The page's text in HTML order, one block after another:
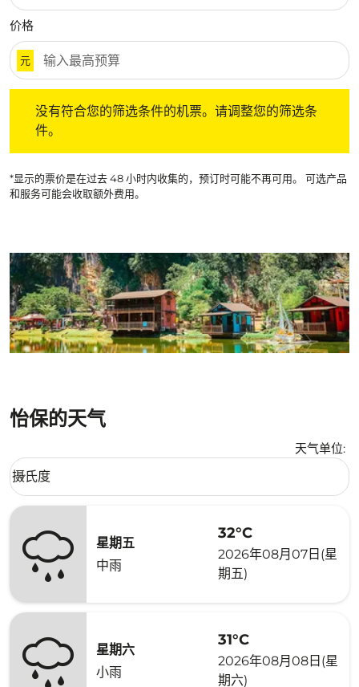
价格
元
没有符合您的筛选条件的机票。请调整您的筛选条
件。
*显示的票价是在过去 48 小时内收集的，预订时可能不再可用。 可选产品
和服务可能会收取额外费用。
怡保的天气
天气单位:
Weather unit option 摄氏度 Selected
摄氏度
keyboard_arrow_down
星期五
中雨
32°C
2026年08月07日(星
期五)
星期六
小雨
31°C
2026年08月08日(星
期六)